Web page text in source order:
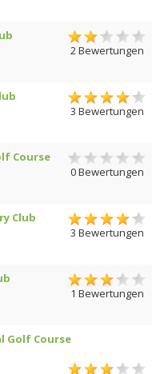
2 Bewertungen
3 Bewertungen
Course
0 Bewertungen
Club
3 Bewertungen
1 Bewertungen
Golf Course